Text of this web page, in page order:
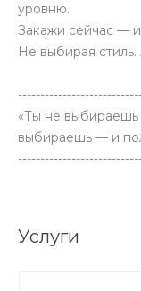
уровню.
Закажи сейчас — и
Не выбирая
«Ты не
выбираешь — и
Услуги